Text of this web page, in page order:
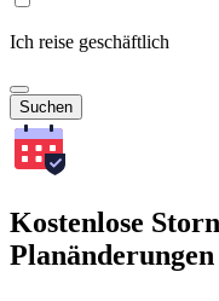
Ich reise geschäftlich
Suchen
Kostenlose
Planänderungen